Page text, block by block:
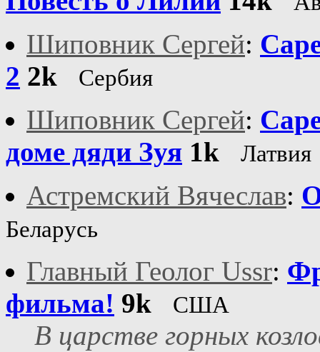
Шиповник Сергей:
2 2k Сербия
Шиповник Сергей:
доме дяди Зуя 1k Латвия
Астремский Вячеслав:
Беларусь
Главный Геолог Ussr:
фильма! 9k США
В царстве горных